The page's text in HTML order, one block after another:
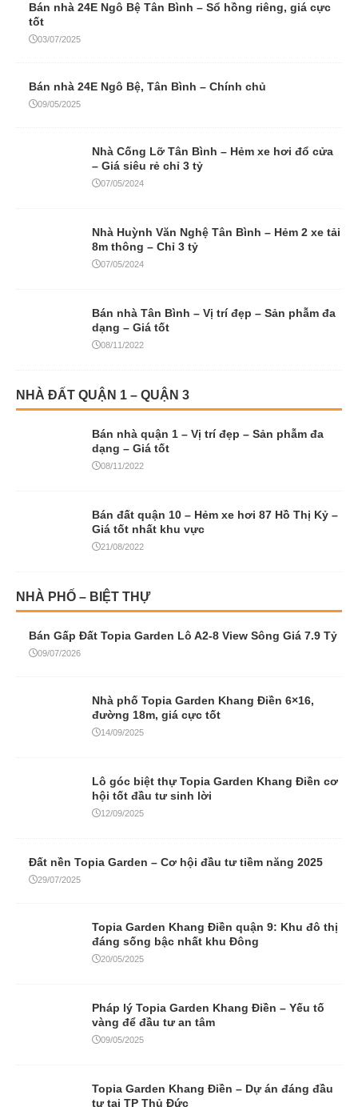
Bán nhà 24E Ngô Bệ Tân Bình – Sổ hồng riêng, giá cực
tốt
03/07/2025
Bán nhà 24E Ngô Bệ, Tân Bình – Chính chủ
09/05/2025
Nhà Cống Lỡ Tân Bình – Hẻm xe hơi đổ cửa
– Giá siêu rẻ chỉ 3 tỷ
07/05/2024
Nhà Huỳnh Văn Nghệ Tân Bình – Hẻm 2 xe tải
8m thông – Chỉ 3 tỷ
07/05/2024
Bán nhà Tân Bình – Vị trí đẹp – Sản phẫm đa
dạng – Giá tốt
08/11/2022
NHÀ ĐẤT QUẬN 1 – QUẬN 3
Bán nhà quận 1 – Vị trí đẹp – Sản phẫm đa
dạng – Giá tốt
08/11/2022
Bán đất quận 10 – Hẻm xe hơi 87 Hồ Thị Kỷ –
Giá tốt nhất khu vực
21/08/2022
NHÀ PHỐ – BIỆT THỰ
Bán Gấp Đất Topia Garden Lô A2-8 View Sông Giá 7.9 Tỷ
09/07/2026
Nhà phố Topia Garden Khang Điền 6×16,
đường 18m, giá cực tốt
14/09/2025
Lô góc biệt thự Topia Garden Khang Điền cơ
hội tốt đầu tư sinh lời
12/09/2025
Đất nền Topia Garden – Cơ hội đầu tư tiềm năng 2025
29/07/2025
Topia Garden Khang Điền quận 9: Khu đô thị
đáng sống bậc nhất khu Đông
20/05/2025
Pháp lý Topia Garden Khang Điền – Yếu tố
vàng để đầu tư an tâm
09/05/2025
Topia Garden Khang Điền – Dự án đáng đầu
tư tại TP Thủ Đức